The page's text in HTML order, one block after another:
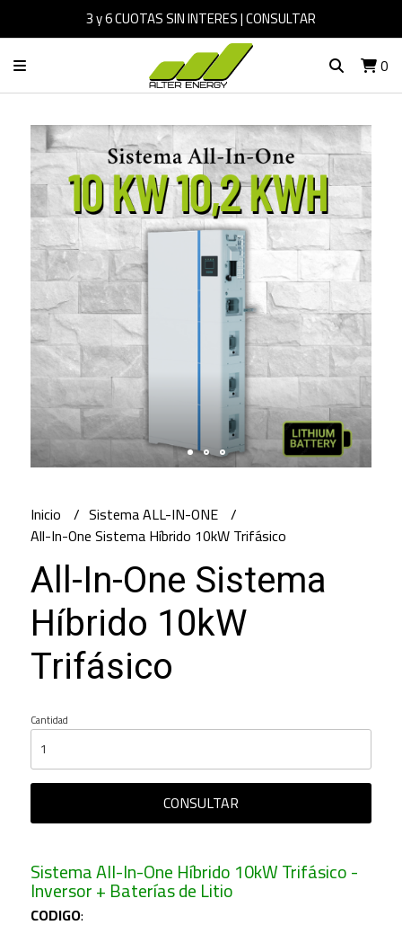
3 y 6 CUOTAS SIN INTERES | CONSULTAR
0
Inicio
Sistema ALL-IN-ONE
All-In-One Sistema Híbrido 10kW Trifásico
All-In-One Sistema
Híbrido 10kW
Trifásico
Cantidad
CONSULTAR
Sistema All-In-One Híbrido 10kW Trifásico -
Inversor + Baterías de Litio
CODIGO: